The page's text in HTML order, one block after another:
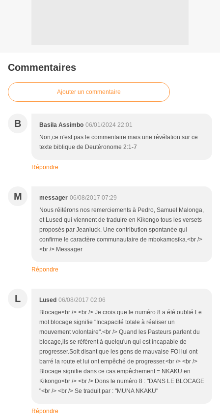
Commentaires
Ajouter un commentaire
B Basila Assimbo 06/01/2024 22:01
Non,ce n'est pas le commentaire mais une révélation sur ce
texte biblique de Deutéronome 2:1-7
Répondre
M messager 06/08/2017 07:29
Nous réitérons nos remerciements à Pedro, Samuel Malonga,
et Lused qui viennent de traduire en Kikongo tous les versets
proposés par Jeanluck. Une contribution spontanée qui
confirme le caractère communautaire de mbokamosika.<br />
<br /> Messager
Répondre
L Lused 06/08/2017 02:06
Blocage<br /> <br /> Je crois que le numéro 8 a été oublié.Le
mot blocage signifie "Incapacité totale à réaliser un
mouvement volontaire".<br /> Quand les Pasteurs parlent du
blocage,ils se réfèrent à quelqu'un qui est incapable de
progresser.Soit disant que les gens de mauvaise FOI lui ont
barré la route et lui ont empêché de progresser.<br /> <br />
Blocage signifie dans ce cas empêchement = NKAKU en
Kikongo<br /> <br /> Dons le numéro 8 : "DANS LE BLOCAGE
"<br /> <br /> Se traduit par : "MUNA NKAKU"
Répondre